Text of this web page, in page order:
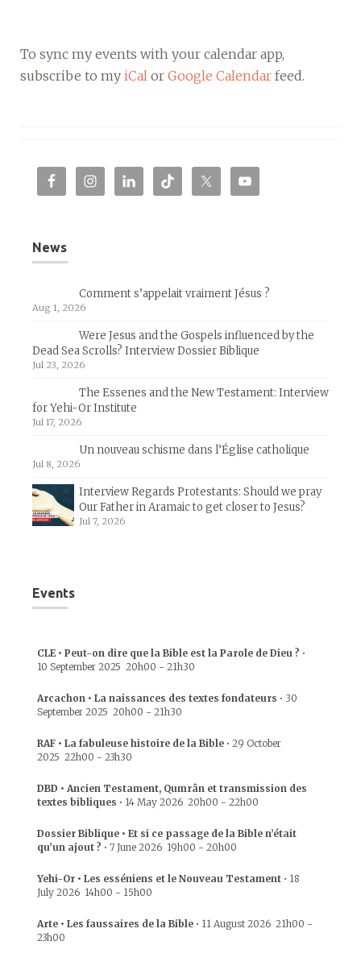
To sync my events with your calendar app,
subscribe to my iCal or Google Calendar feed.
News
Comment s’appelait vraiment Jésus ?
Aug 1, 2026
Were Jesus and the Gospels influenced by the
Dead Sea Scrolls? Interview Dossier Biblique
Jul 23, 2026
The Essenes and the New Testament: Interview
for Yehi-Or Institute
Jul 17, 2026
Un nouveau schisme dans l’Église catholique
Jul 8, 2026
Interview Regards Protestants: Should we pray
Our Father in Aramaic to get closer to Jesus?
Jul 7, 2026
Events
CLE • Peut-on dire que la Bible est la Parole de Dieu ? •
10 September 2025 20h00 - 21h30
Arcachon • La naissances des textes fondateurs • 30
September 2025 20h00 - 21h30
RAF • La fabuleuse histoire de la Bible • 29 October
2025 22h00 - 23h30
DBD • Ancien Testament, Qumrân et transmission des
textes bibliques • 14 May 2026 20h00 - 22h00
Dossier Biblique • Et si ce passage de la Bible n’était
qu’un ajout ? • 7 June 2026 19h00 - 20h00
Yehi-Or • Les esséniens et le Nouveau Testament • 18
July 2026 14h00 - 15h00
Arte • Les faussaires de la Bible • 11 August 2026 21h00 -
23h00